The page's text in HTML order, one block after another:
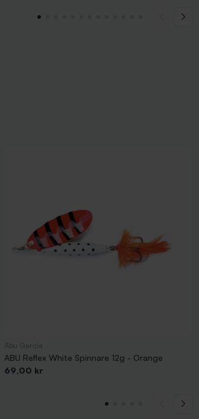
ABU Reflex White Spinnare 12g - Orange
Pris
69,00 kr